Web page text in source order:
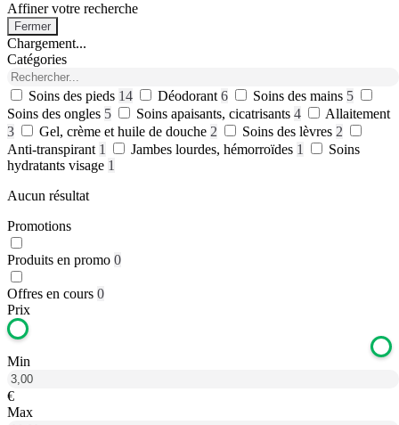
Affiner votre recherche
Fermer
Chargement...
Catégories
Soins des pieds 14 Déodorant 6 Soins des mains 5
Soins des ongles 5 Soins apaisants, cicatrisants 4
Allaitement
3
Gel, crème et huile de douche 2 Soins des lèvres 2
Anti-transpirant 1 Jambes lourdes, hémorroïdes 1
Soins
hydratants visage 1
Aucun résultat
Promotions
Produits en promo 0
Offres en cours 0
Prix
Min
€
Max